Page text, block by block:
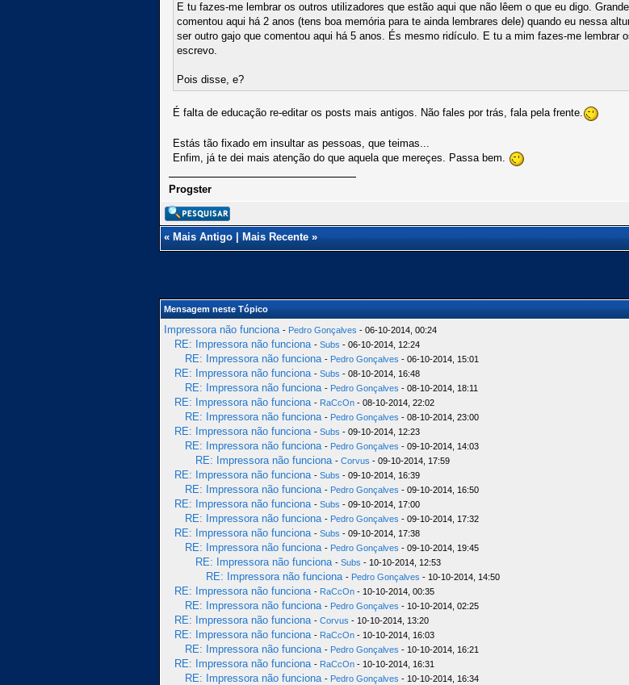
E tu fazes-me lembrar os outros utilizadores que estão aqui que não lêem o que eu digo.
comentou aqui há 2 anos (tens boa memória para te ainda lembrares dele) quando eu nessa
ser outro gajo que comentou aqui há 5 anos. És mesmo ridículo. E tu a mim fazes-me lembrar
escrevo.
Pois disse, e?
É falta de educação re-editar os posts mais antigos. Não fales por trás, fala pela frente.
Estás tão fixado em insultar as pessoas, que teimas...
Enfim, já te dei mais atenção do que aquela que mereçes. Passa bem.
Progster
«Mais Antigo|Mais Recente»
Mensagem neste Tópico
Impressora não funciona - Pedro Gonçalves - 06-10-2014, 00:24
RE: Impressora não funciona - Subs - 06-10-2014, 12:24
RE: Impressora não funciona - Pedro Gonçalves - 06-10-2014, 15:01
RE: Impressora não funciona - Subs - 08-10-2014, 16:48
RE: Impressora não funciona - Pedro Gonçalves - 08-10-2014, 18:11
RE: Impressora não funciona - RaCcOn - 08-10-2014, 22:02
RE: Impressora não funciona - Pedro Gonçalves - 08-10-2014, 23:00
RE: Impressora não funciona - Subs - 09-10-2014, 12:23
RE: Impressora não funciona - Pedro Gonçalves - 09-10-2014, 14:03
RE: Impressora não funciona - Corvus - 09-10-2014, 17:59
RE: Impressora não funciona - Subs - 09-10-2014, 16:39
RE: Impressora não funciona - Pedro Gonçalves - 09-10-2014, 16:50
RE: Impressora não funciona - Subs - 09-10-2014, 17:00
RE: Impressora não funciona - Pedro Gonçalves - 09-10-2014, 17:32
RE: Impressora não funciona - Subs - 09-10-2014, 17:38
RE: Impressora não funciona - Pedro Gonçalves - 09-10-2014, 19:45
RE: Impressora não funciona - Subs - 10-10-2014, 12:53
RE: Impressora não funciona - Pedro Gonçalves - 10-10-2014, 14:50
RE: Impressora não funciona - RaCcOn - 10-10-2014, 00:35
RE: Impressora não funciona - Pedro Gonçalves - 10-10-2014, 02:25
RE: Impressora não funciona - Corvus - 10-10-2014, 13:20
RE: Impressora não funciona - RaCcOn - 10-10-2014, 16:03
RE: Impressora não funciona - Pedro Gonçalves - 10-10-2014, 16:21
RE: Impressora não funciona - RaCcOn - 10-10-2014, 16:31
RE: Impressora não funciona - Pedro Gonçalves - 10-10-2014, 16:34